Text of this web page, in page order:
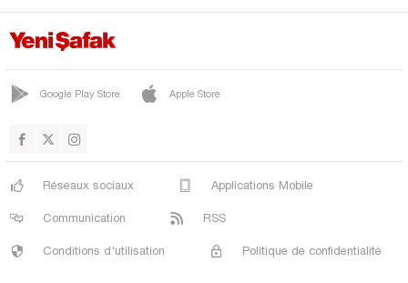
Eskişehir
Gaziantep
Giresun
Gümüşhane
Hakkari
Hatay
Iğdır
Isparta
Google Play Store Apple Store
Réseaux sociaux Applications Mobile
Communication RSS
Conditions d'utilisation Politique de confidentialité